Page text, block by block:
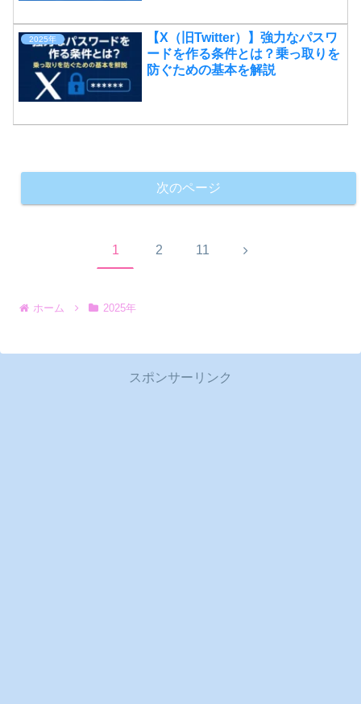
2025年
【X（旧Twitter）】強力なパスワ
ードを作る条件とは？乗っ取りを
防ぐための基本を解説
次のページ
1 2 11 次
ホーム 2025年
スポンサーリンク